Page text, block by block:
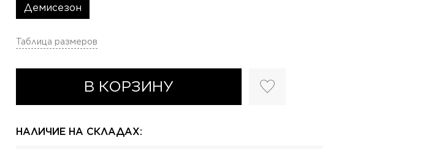
Таблица размеров
В КОРЗИНУ
НАЛИЧИЕ НА СКЛАДАХ:
Демисезон